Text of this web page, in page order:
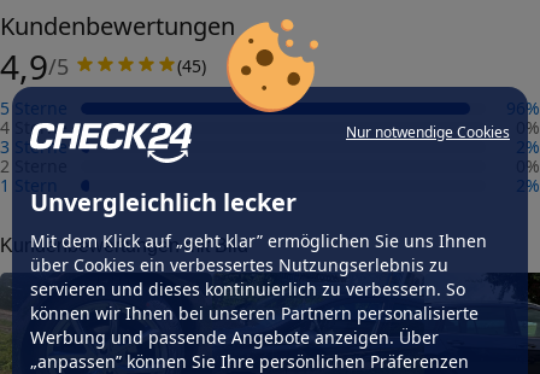
Nur notwendige Cookies
Unvergleichlich lecker
Mit dem Klick auf „geht klar” ermöglichen Sie uns Ihnen
über Cookies ein verbessertes Nutzungserlebnis zu
servieren und dieses kontinuierlich zu verbessern. So
können wir Ihnen bei unseren Partnern personalisierte
Werbung und passende Angebote anzeigen. Über
„anpassen” können Sie Ihre persönlichen Präferenzen
Eintragungsfrei
Freigabe
-
Gutachten Link
Fahrzeug wählen
Dimension
Breite (in Zoll)
7,5
Größe (in Zoll)
18
Kundenbewertungen
4,9/5 (45)
5 Sterne
96%
4 Sterne
%
3 Sterne
2%
2 Sterne
%
1 Stern
2%
Kundenbewertungen mit Bild